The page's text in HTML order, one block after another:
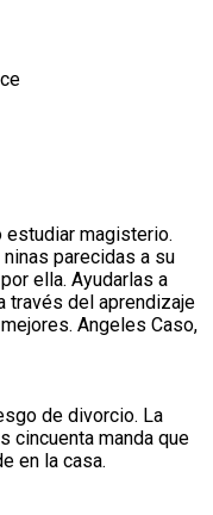
estudiar magisterio.
parecidas a su
ella. Ayudarlas a
través del aprendizaje
Angeles Caso,
de divorcio. La
cincuenta manda que
en la casa.